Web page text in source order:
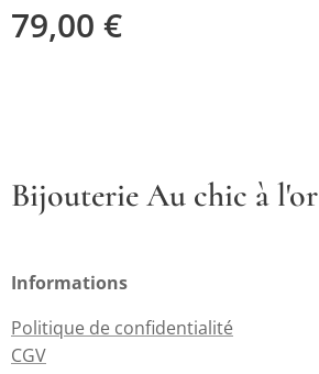
79,00 €
Bijouterie Au chic à l'or
Informations
Politique de confidentialité
CGV